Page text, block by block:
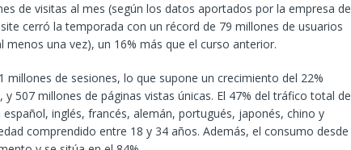
de visitas al mes (según los datos aportados por la empresa de
cerró la temporada con un récord de 79 millones de usuarios
menos una vez), un 16% más que el curso anterior.
millones de sesiones, lo que supone un crecimiento del 22%
507 millones de páginas vistas únicas. El 47% del tráfico total de
inglés, francés, alemán, portugués, japonés, chino y
comprendido entre 18 y 34 años. Además, el consumo desde